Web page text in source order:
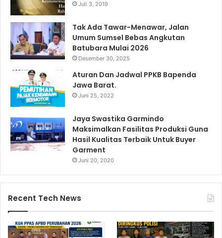
Juli 3, 2019
Tak Ada Tawar-Menawar, Jalan
Umum Sumsel Bebas Angkutan
Batubara Mulai 2026
Desember 30, 2025
Aturan Dan Jadwal PPKB Bapenda
Jawa Barat.
Juni 25, 2022
Jaya Swastika Garmindo
Maksimalkan Fasilitas Produksi Guna
Hasil Kualitas Terbaik Untuk Buyer
Garment
Juni 20, 2020
Recent Tech News